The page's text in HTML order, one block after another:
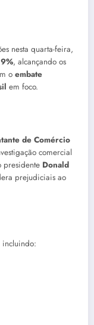
nesta quarta-feira,
, alcançando os
o embate
em foco.
de Comércio
comercial
presidente Donald
prejudiciais ao
incluindo: